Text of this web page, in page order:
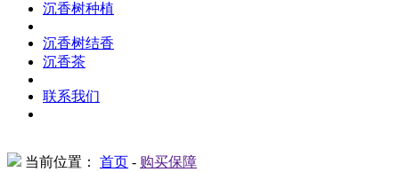
沉香树种植
沉香树结香
沉香茶
联系我们
当前位置： 首页 - 购买保障